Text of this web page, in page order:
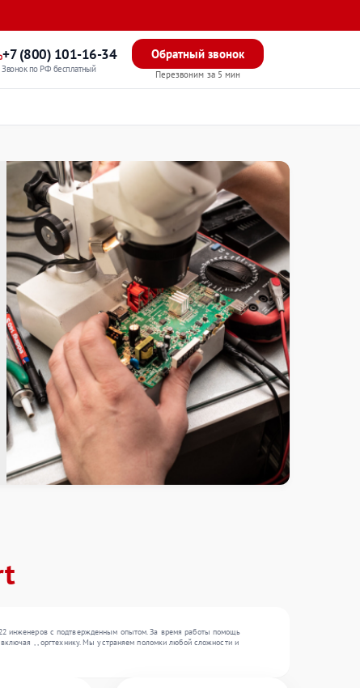
+7 (800) 101-16-34
Звонок по РФ бесплатный
Обратный звонок
Перезвоним за 5 мин
инженеров с подтвержденным опытом. За время работы помощь
, , оргтехнику. Мы устраняем поломки любой сложности и